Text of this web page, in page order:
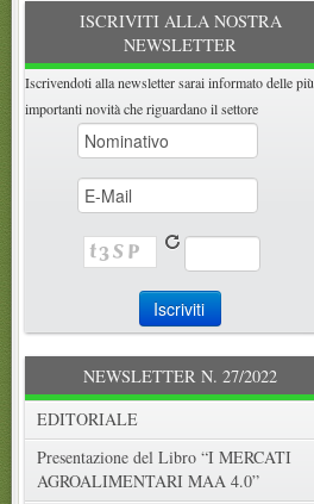
ISCRIVITI ALLA NOSTRA
NEWSLETTER
Iscrivendoti alla newsletter sarai informato delle più
importanti novità che riguardano il settore
NEWSLETTER N. 27/2022
EDITORIALE
Presentazione del Libro “I MERCATI
AGROALIMENTARI MAA 4.0”